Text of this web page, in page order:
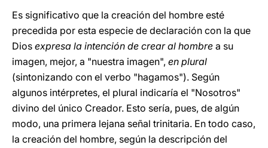
Es significativo que la creación del hombre esté
precedida por esta especie de declaración con la que
Dios expresa la intención de crear al hombre a su
imagen, mejor, a "nuestra imagen", en plural
(sintonizando con el verbo "hagamos"). Según
algunos intérpretes, el plural indicaría el "Nosotros"
divino del único Creador. Esto sería, pues, de algún
modo, una primera lejana señal trinitaria. En todo caso,
la creación del hombre, según la descripción del